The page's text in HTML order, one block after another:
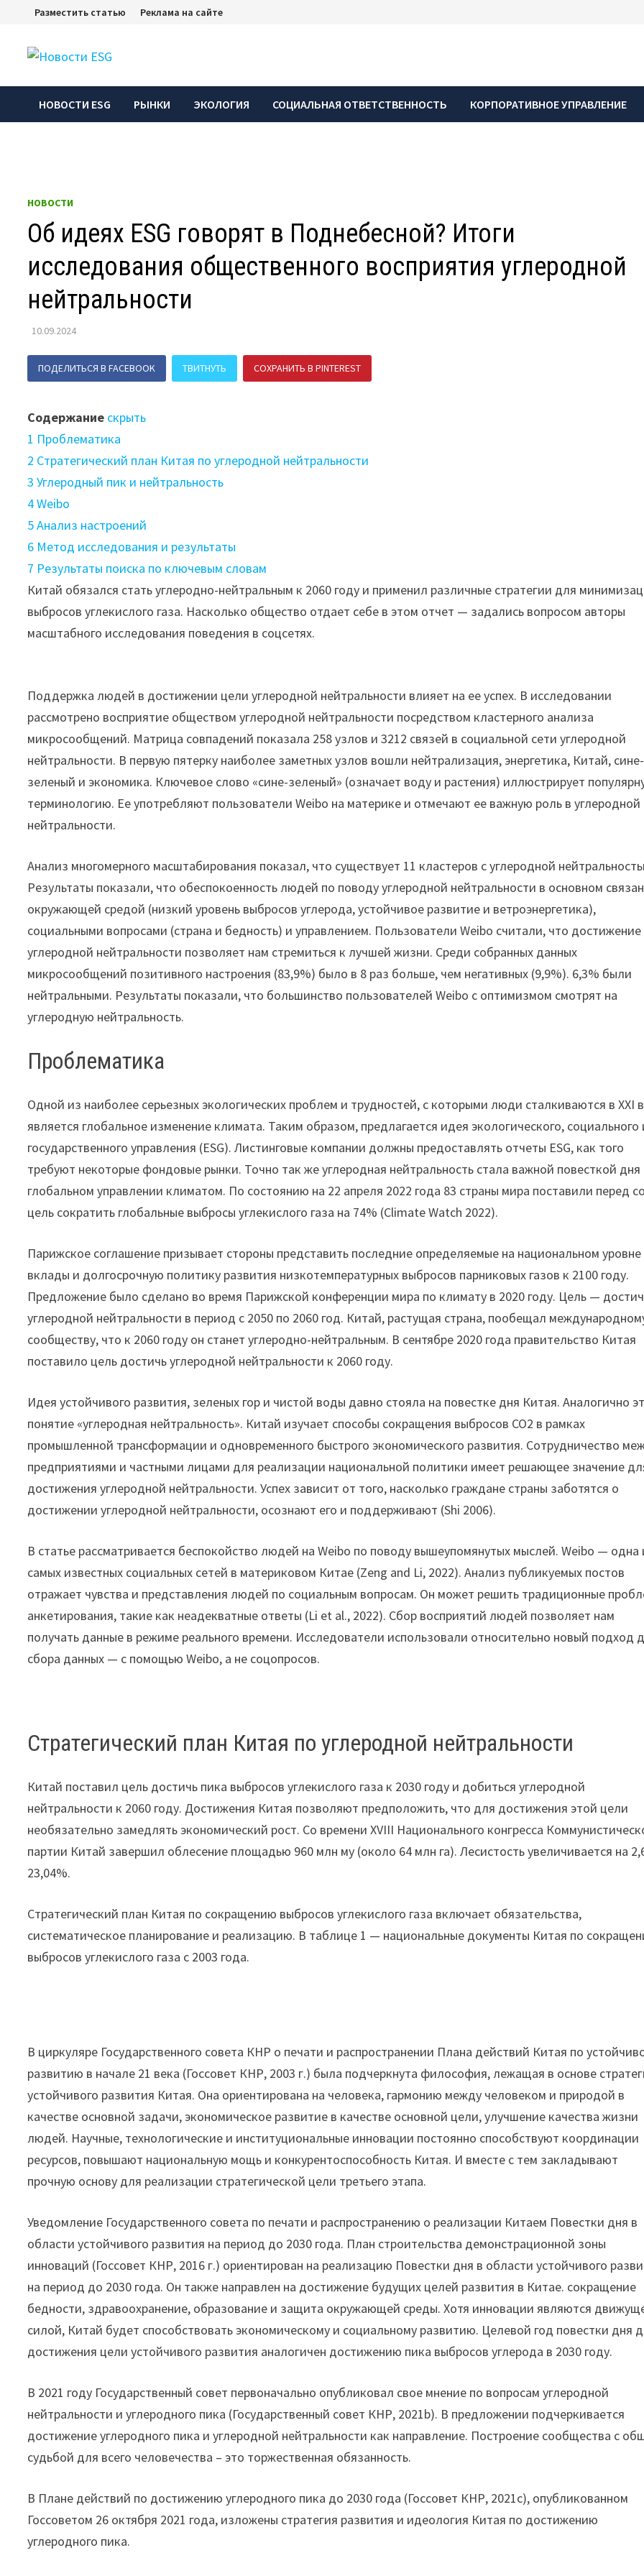
Перейти
содержимому
Разместить статью Реклама на сайте
НОВОСТИ ESG РЫНКИ ЭКОЛОГИЯ СОЦИАЛЬНАЯ ОТВЕТСТВЕННОСТЬ КОРПОРАТИВНОЕ УПРАВЛЕНИЕ
НОВОСТИ
Об идеях ESG говорят в Поднебесной? Итоги
исследования общественного восприятия углеродной
нейтральности
10.09.2024
ПОДЕЛИТЬСЯ В FACEBOOK ТВИТНУТЬ СОХРАНИТЬ В PINTEREST
Содержание скрыть
1 Проблематика
2 Стратегический план Китая по углеродной нейтральности
3 Углеродный пик и нейтральность
4Weibo
5Анализ настроений
6 Метод исследования и результаты
7 Результаты поиска по ключевым словам
Китай обязался стать углеродно-нейтральным к 2060 году и применил различные стратегии для
выбросов углекислого газа. Насколько общество отдает себе в этом отчет — задались вопросом авторы
масштабного исследования поведения в соцсетях.
Поддержка людей в достижении цели углеродной нейтральности влияет на ее успех. В исследовании
рассмотрено восприятие обществом углеродной нейтральности посредством кластерного анализа
микросообщений. Матрица совпадений показала 258 узлов и 3212 связей в социальной сети углеродной
нейтральности. В первую пятерку наиболее заметных узлов вошли нейтрализация, энергетика, Китай, сине-
зеленый и экономика. Ключевое слово «сине-зеленый» (означает воду и растения) иллюстрирует
терминологию. Ее употребляют пользователи Weibo на материке и отмечают ее важную роль в углеродной
нейтральности.
Анализ многомерного масштабирования показал, что существует 11 кластеров с углеродной
Результаты показали, что обеспокоенность людей по поводу углеродной нейтральности в основном
окружающей средой (низкий уровень выбросов углерода, устойчивое развитие и ветроэнергетика),
социальными вопросами (страна и бедность) и управлением. Пользователи Weibo считали, что достижение
углеродной нейтральности позволяет нам стремиться к лучшей жизни. Среди собранных данных
микросообщений позитивного настроения (83,9%) было в 8 раз больше, чем негативных (9,9%). 6,3% были
нейтральными. Результаты показали, что большинство пользователей Weibo с оптимизмом смотрят на
углеродную нейтральность.
Проблематика
Одной из наиболее серьезных экологических проблем и трудностей, с которыми люди сталкиваются в XXI
является глобальное изменение климата. Таким образом, предлагается идея экологического, социального
государственного управления (ESG). Листинговые компании должны предоставлять отчеты ESG, как того
требуют некоторые фондовые рынки. Точно так же углеродная нейтральность стала важной повесткой дня
глобальном управлении климатом. По состоянию на 22 апреля 2022 года 83 страны мира поставили перед
цель сократить глобальные выбросы углекислого газа на 74% (Climate Watch 2022).
Парижское соглашение призывает стороны представить последние определяемые на национальном уровне
вклады и долгосрочную политику развития низкотемпературных выбросов парниковых газов к 2100 году.
Предложение было сделано во время Парижской конференции мира по климату в 2020 году. Цель —
углеродной нейтральности в период с 2050 по 2060 год. Китай, растущая страна, пообещал
сообществу, что к 2060 году он станет углеродно-нейтральным. В сентябре 2020 года правительство Китая
поставило цель достичь углеродной нейтральности к 2060 году.
Идея устойчивого развития, зеленых гор и чистой воды давно стояла на повестке дня Китая. Аналогично
понятие «углеродная нейтральность». Китай изучает способы сокращения выбросов CO2 в рамках
промышленной трансформации и одновременного быстрого экономического развития. Сотрудничество
предприятиями и частными лицами для реализации национальной политики имеет решающее значение
достижения углеродной нейтральности. Успех зависит от того, насколько граждане страны заботятся о
достижении углеродной нейтральности, осознают его и поддерживают (Shi 2006).
В статье рассматривается беспокойство людей на Weibo по поводу вышеупомянутых мыслей. Weibo — одна
самых известных социальных сетей в материковом Китае (Zeng and Li, 2022). Анализ публикуемых постов
отражает чувства и представления людей по социальным вопросам. Он может решить традиционные
анкетирования, такие как неадекватные ответы (Li et al., 2022). Сбор восприятий людей позволяет нам
получать данные в режиме реального времени. Исследователи использовали относительно новый подход
сбора данных — с помощью Weibo, а не соцопросов.
Стратегический план Китая по углеродной нейтральности
Китай поставил цель достичь пика выбросов углекислого газа к 2030 году и добиться углеродной
нейтральности к 2060 году. Достижения Китая позволяют предположить, что для достижения этой цели
необязательно замедлять экономический рост. Со времени XVIII Национального конгресса
партии Китай завершил облесение площадью 960 млн му (около 64 млн га). Лесистость увеличивается на
23,04%.
Стратегический план Китая по сокращению выбросов углекислого газа включает обязательства,
систематическое планирование и реализацию. В таблице 1 — национальные документы Китая по
выбросов углекислого газа с 2003 года.
В циркуляре Государственного совета КНР о печати и распространении Плана действий Китая по
развитию в начале 21 века (Госсовет КНР, 2003 г.) была подчеркнута философия, лежащая в основе
устойчивого развития Китая. Она ориентирована на человека, гармонию между человеком и природой в
качестве основной задачи, экономическое развитие в качестве основной цели, улучшение качества жизни
людей. Научные, технологические и институциональные инновации постоянно способствуют координации
ресурсов, повышают национальную мощь и конкурентоспособность Китая. И вместе с тем закладывают
прочную основу для реализации стратегической цели третьего этапа.
Уведомление Государственного совета по печати и распространению о реализации Китаем Повестки дня в
области устойчивого развития на период до 2030 года. План строительства демонстрационной зоны
инноваций (Госсовет КНР, 2016 г.) ориентирован на реализацию Повестки дня в области устойчивого
на период до 2030 года. Он также направлен на достижение будущих целей развития в Китае. сокращение
бедности, здравоохранение, образование и защита окружающей среды. Хотя инновации являются
силой, Китай будет способствовать экономическому и социальному развитию. Целевой год повестки дня
достижения цели устойчивого развития аналогичен достижению пика выбросов углерода в 2030 году.
В 2021 году Государственный совет первоначально опубликовал свое мнение по вопросам углеродной
нейтральности и углеродного пика (Государственный совет КНР, 2021b). В предложении подчеркивается
достижение углеродного пика и углеродной нейтральности как направление. Построение сообщества с
судьбой для всего человечества – это торжественная обязанность.
В Плане действий по достижению углеродного пика до 2030 года (Госсовет КНР, 2021c), опубликованном
Госсоветом 26 октября 2021 года, изложены стратегия развития и идеология Китая по достижению
углеродного пика.